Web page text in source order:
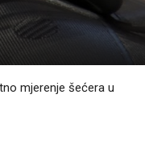
mjerenje šećera u